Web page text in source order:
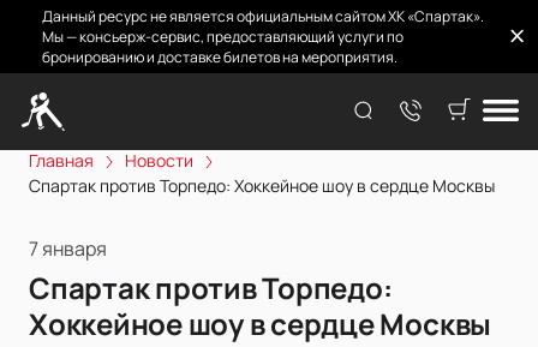
Данный ресурс не является официальным сайтом ХК «Спартак».
Мы — консьерж-сервис, предоставляющий услуги по
бронированию и доставке билетов на мероприятия.
Главная
Новости
Спартак против Торпедо: Хоккейное шоу в сердце Москвы
7 января
Спартак против Торпедо:
Хоккейное шоу в сердце Москвы